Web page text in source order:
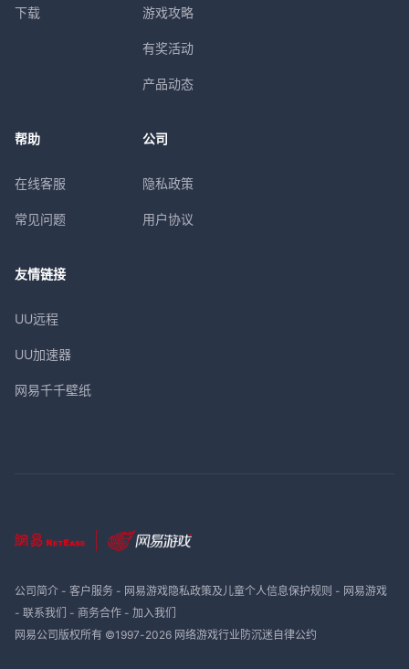
下载 游戏攻略
有奖活动
产品动态
帮助
在线客服
常见问题
公司
隐私政策
用户协议
友情链接
UU远程
UU加速器
网易千千壁纸
公司简介- 客户服务- 网易游戏隐私政策及儿童个人信息保护规则 - 网易游戏
- 联系我们 - 商务合作- 加入我们
网易公司版权所有 ©1997-2026 网络游戏行业防沉迷自律公约